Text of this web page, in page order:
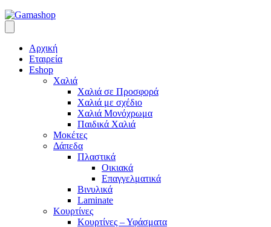
Αρχική
Εταιρεία
Eshop
Χαλιά
Χαλιά σε Προσφορά
Χαλιά με σχέδιο
Χαλιά Μονόχρωμα
Παιδικά Χαλιά
Μοκέτες
Δάπεδα
Πλαστικά
Οικιακά
Επαγγελματικά
Βινυλικά
Laminate
Κουρτίνες
Κουρτίνες – Υφάσματα